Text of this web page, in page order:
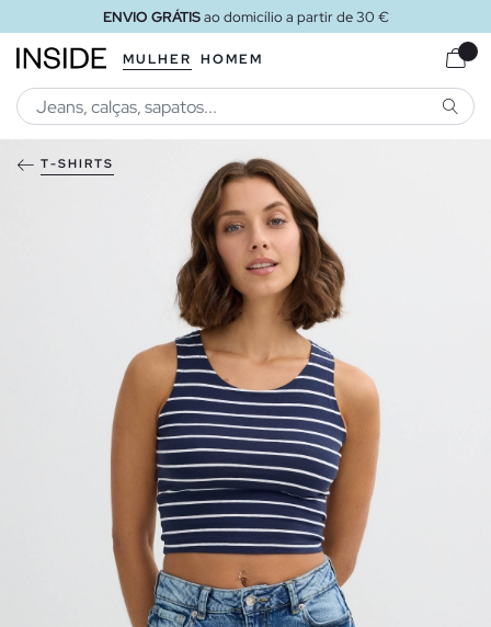
ENVIO GRÁTISao domicílio a partir de 30 €
MULHER HOMEM
T-SHIRTS